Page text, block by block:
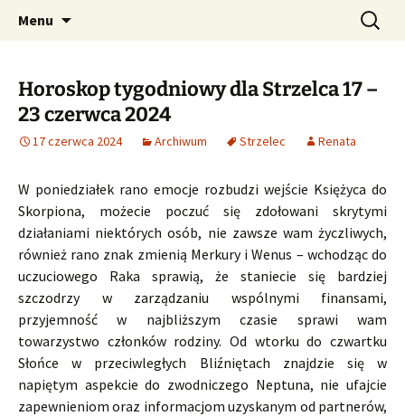
CzaroMarowy horoskop
dzienny, miesięczny i
tygodniowy
Profesjonalne przepowiednie astrologiczne
Menu Szukaj:
Horoskop tygodniowy dla Strzelca 17 –
23 czerwca 2024
17 czerwca 2024 Archiwum Strzelec Renata
W poniedziałek rano emocje rozbudzi wejście Księżyca do
Skorpiona, możecie poczuć się zdołowani skrytymi
działaniami niektórych osób, nie zawsze wam życzliwych,
również rano znak zmienią Merkury i Wenus – wchodząc do
uczuciowego Raka sprawią, że staniecie się bardziej
szczodrzy w zarządzaniu wspólnymi finansami,
przyjemność w najbliższym czasie sprawi wam
towarzystwo członków rodziny. Od wtorku do czwartku
Słońce w przeciwległych Bliźniętach znajdzie się w
napiętym aspekcie do zwodniczego Neptuna, nie ufajcie
zapewnieniom oraz informacjom uzyskanym od partnerów,